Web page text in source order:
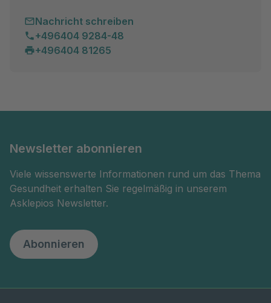
Nachricht schreiben
+496404 9284-48
+496404 81265
Newsletter abonnieren
Viele wissenswerte Informationen rund um das Thema
Gesundheit erhalten Sie regelmäßig in unserem
Asklepios Newsletter.
Abonnieren